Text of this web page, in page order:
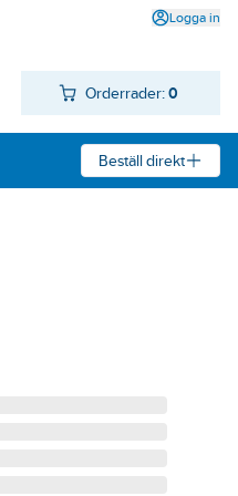
Logga in
Orderrader: 0
Beställ direkt